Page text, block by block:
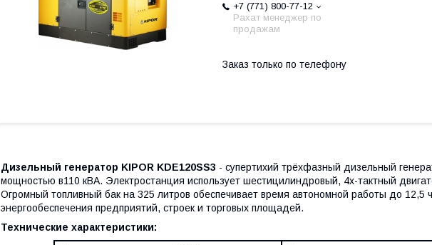
+7 (771) 800-77-12
Рахат менеджер по
продажам
Заказ только по телефону
Дизельный генератор KIPOR KDE120SS3 - супертихий трёхфазный дизельный
мощностью в110 кВА. Электростанция использует шестицилиндровый, 4х-тактный
Огромный топливный бак на 325 литров обеспечивает время автономной работы до 12,5
энергообеспечения предприятий, строек и торговых площадей.
Технические характеристики: